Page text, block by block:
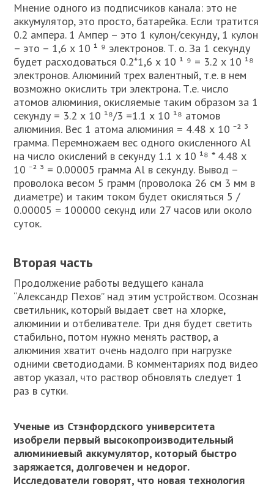
Мнение одного из подписчиков канала: это не
аккумулятор, это просто, батарейка. Если тратится
0.2 ампера. 1 Ампер – это 1 кулон/секунду, 1 кулон
– это – 1,6 х 10 ¹ ⁹ электронов. Т. о. За 1 секунду
будет расходоваться 0.2*1,6 х 10 ¹ ⁹ = 3.2 х 10 ¹⁸
электронов. Алюминий трех валентный, т.е. в нем
возможно окислить три электрона. Т.е. число
атомов алюминия, окисляемые таким образом за 1
секунду = 3.2 х 10 ¹⁸/3 =1.1 х 10 ¹⁸ атомов
алюминия. Вес 1 атома алюминия = 4.48 х 10 ⁻² ³
грамма. Перемножаем вес одного окисленного Аl
на число окислений в секунду 1.1 х 10 ¹⁸ * 4.48 х
10 ⁻² ³ = 0.00005 грамма Al в секунду. Вывод –
проволока весом 5 грамм (проволока 26 см 3 мм в
диаметре) и таким током будет окисляться 5 /
0.00005 = 100000 секунд или 27 часов или около
суток.
Вторая часть
Продолжение работы ведущего канала
“Александр Пехов” над этим устройством. Осознан
светильник, который выдает свет на хлорке,
алюминии и отбеливателе. Три дня будет светить
стабильно, потом нужно менять раствор, а
алюминия хватит очень надолго при нагрузке
одними светодиодами. В комментариях под видео
автор указал, что раствор обновлять следует 1
раз в сутки.
Ученые из Стэнфордского университета
изобрели первый высокопроизводительный
алюминиевый аккумулятор, который быстро
заряжается, долговечен и недорог.
Исследователи говорят, что новая технология